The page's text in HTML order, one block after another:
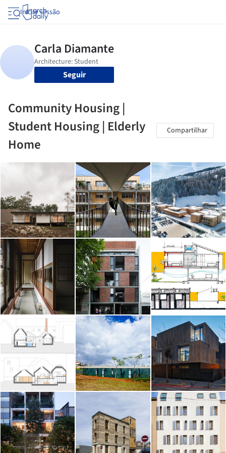
Iniciar sessão
Seguir
Community Housing |
Student Housing | Elderly
Home
Compartilhar